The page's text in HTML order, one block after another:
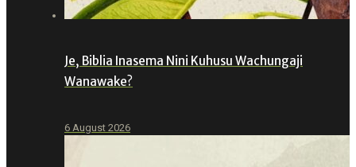
Je, Biblia Inasema Nini Kuhusu Wachungaji
Wanawake?
6 August 2026